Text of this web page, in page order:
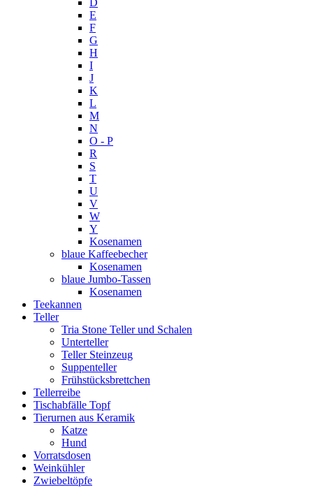
E
F
G
H
I
J
K
L
M
N
O - P
R
S
T
U
V
W
Y
Kosenamen
blaue Kaffeebecher
Kosenamen
blaue Jumbo-Tassen
Kosenamen
Teekannen
Teller
Tria Stone Teller und Schalen
Unterteller
Teller Steinzeug
Suppenteller
Frühstücksbrettchen
Tellerreibe
Tischabfälle Topf
Tierurnen aus Keramik
Katze
Hund
Vorratsdosen
Weinkühler
Zwiebeltöpfe